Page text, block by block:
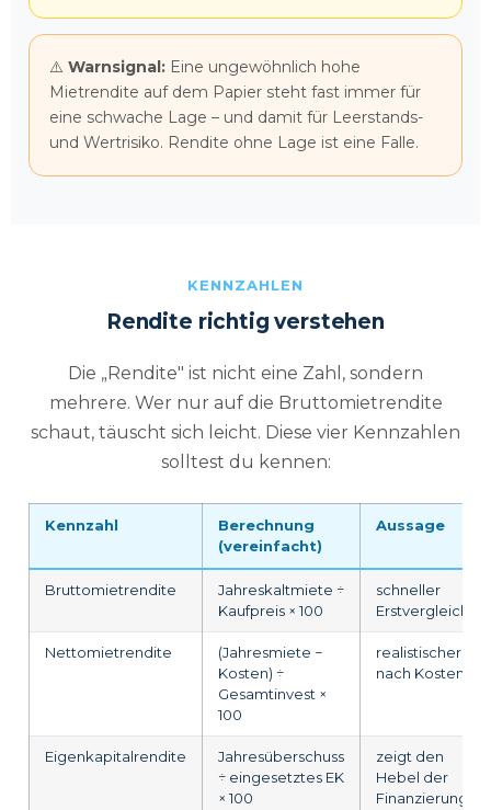
⚠️ Warnsignal: Eine ungewöhnlich hohe
Mietrendite auf dem Papier steht fast immer für
eine schwache Lage – und damit für Leerstands-
und Wertrisiko. Rendite ohne Lage ist eine Falle.
KENNZAHLEN
Rendite richtig verstehen
Die „Rendite" ist nicht eine Zahl, sondern
mehrere. Wer nur auf die Bruttomietrendite
schaut, täuscht sich leicht. Diese vier Kennzahlen
solltest du kennen:
Kennzahl
Berechnung
(vereinfacht)
Aussage
Bruttomietrendite
Jahreskaltmiete ÷
Kaufpreis × 100
schneller
Erstvergleich
Nettomietrendite
(Jahresmiete −
Kosten) ÷
Gesamtinvest ×
100
realistischer,
nach Kosten
Eigenkapitalrendite
Jahresüberschuss
÷ eingesetztes EK
× 100
zeigt den
Hebel der
Finanzierung